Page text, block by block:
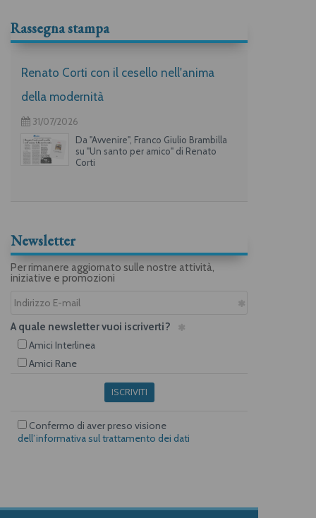
Rassegna stampa
Renato Corti con il cesello nell'anima
della modernità
31/07/2026
Da "Avvenire", Franco Giulio Brambilla
su "Un santo per amico" di Renato
Corti
Newsletter
Per rimanere aggiornato sulle nostre attività,
iniziative e promozioni
A quale newsletter vuoi iscriverti?
Amici Interlinea
Amici Rane
ISCRIVITI
Confermo di aver preso visione
dell’informativa sul trattamento dei dati